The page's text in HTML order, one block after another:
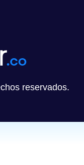
reservados.